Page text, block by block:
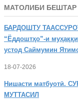
МАТОЛИБИ БЕШТАР
БАРДОШТУ
“Ёддоштҳо”-и
устод Саймумин
18-07-2026
Нишасти матбуотӣ.
МУТТАСИЛ